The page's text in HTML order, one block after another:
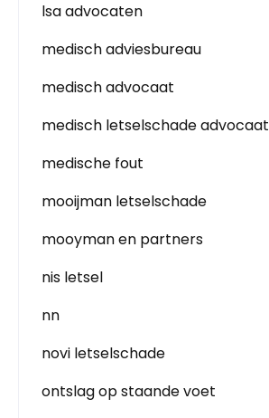
lsa advocaten
medisch adviesbureau
medisch advocaat
medisch letselschade advocaat
medische fout
mooijman letselschade
mooyman en partners
nis letsel
nn
novi letselschade
ontslag op staande voet